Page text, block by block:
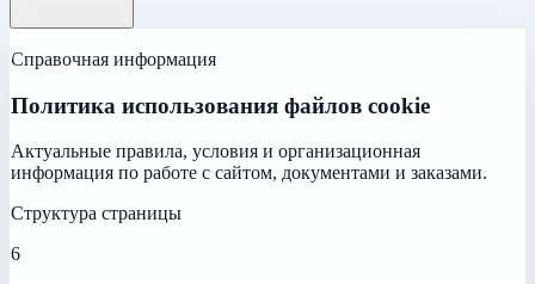
Справочная информация
Политика использования файлов cookie
Актуальные правила, условия и организационная
информация по работе с сайтом, документами и заказами.
Структура страницы
6